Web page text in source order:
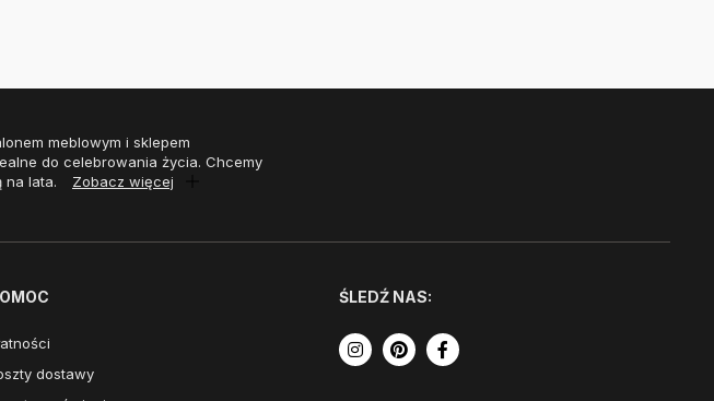
meblowym i sklepem
do celebrowania życia. Chcemy
na lata.
Zobacz więcej
dostawy
ŚLEDŹ NAS: